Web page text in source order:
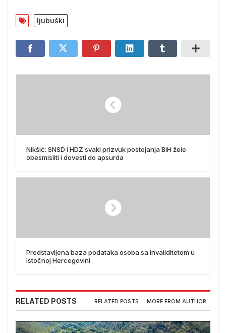
ljubuški
Nikšić: SNSD i HDZ svaki prizvuk postojanja BiH žele
obesmisliti i dovesti do apsurda
Predstavljena baza podataka osoba sa invaliditetom u
istočnoj Hercegovini
RELATED POSTS RELATED POSTS MORE FROM AUTHOR